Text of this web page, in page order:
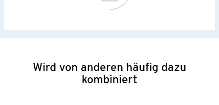
Wird von anderen häufig dazu
kombiniert